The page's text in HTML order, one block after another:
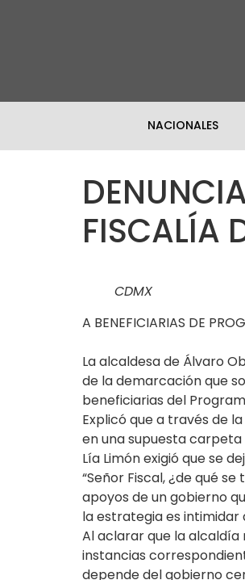
NACIONALES
FISCALÍA
CDMX
A BENEFICIARIAS DE
La alcaldesa de Álvaro
de la demarcación que
beneficiarias del
Explicó que a través de
en una supuesta
Lía Limón exigió que se
“Señor Fiscal, ¿de qué
apoyos de un gobierno
la estrategia es intimidar
Al aclarar que la
instancias
depende del gobierno